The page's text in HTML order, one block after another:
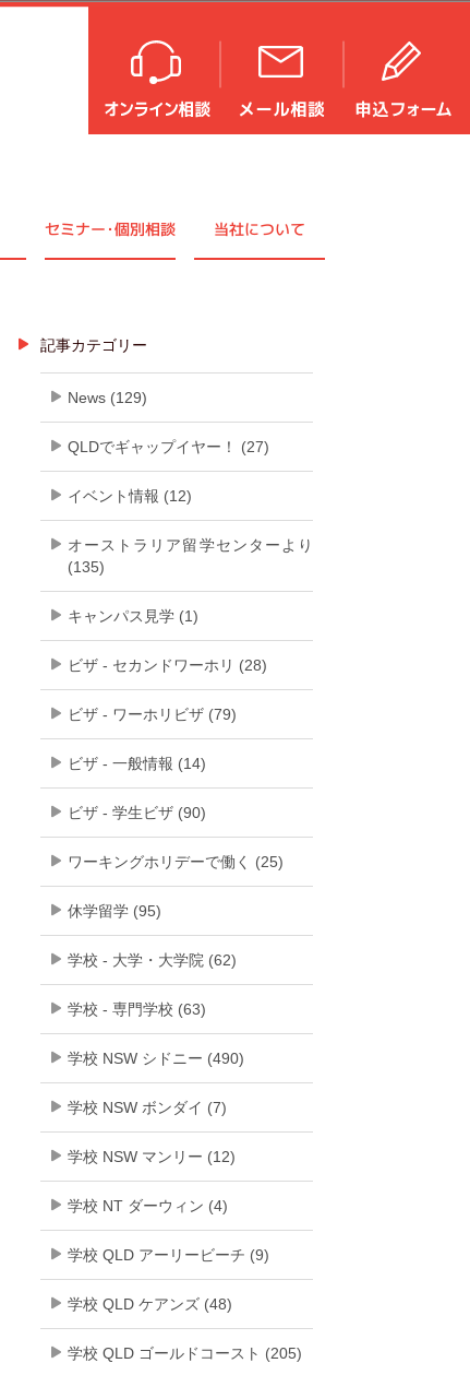
セミナー・個別相談 当社について
記事カテゴリー
News (129)
QLDでギャップイヤー！ (27)
イベント情報 (12)
オーストラリア留学センターより
(135)
キャンパス見学 (1)
ビザ - セカンドワーホリ (28)
ビザ - ワーホリビザ (79)
ビザ - 一般情報 (14)
ビザ - 学生ビザ (90)
ワーキングホリデーで働く (25)
休学留学 (95)
学校 - 大学・大学院 (62)
学校 - 専門学校 (63)
学校 NSW シドニー (490)
学校 NSW ボンダイ (7)
学校 NSW マンリー (12)
学校 NT ダーウィン (4)
学校 QLD アーリービーチ (9)
学校 QLD ケアンズ (48)
学校 QLD ゴールドコースト (205)